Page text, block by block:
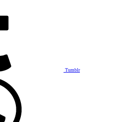
Tumblr